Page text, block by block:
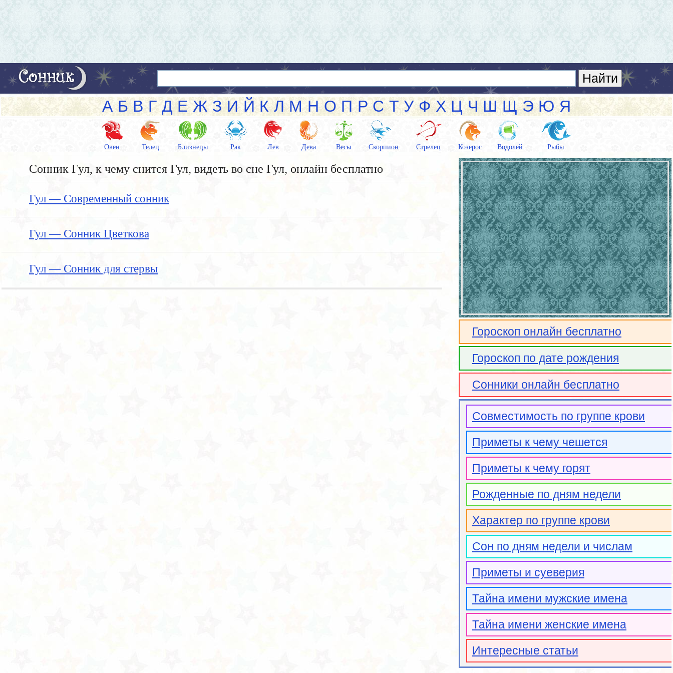
А Б В Г Д Е Ж З И Й К Л М Н О П Р С Т У Ф Х Ц Ч Ш Щ Э Ю Я
Овен Телец Близнецы Рак Лев Дева Весы Скорпион Стрелец Козерог Водолей Рыбы
Сонник Гул, к чему снится Гул, видеть во сне Гул, онлайн бесплатно
Гул — Современный сонник
Гул — Сонник Цветкова
Гул — Сонник для стервы
Гороскоп онлайн бесплатно
Гороскоп по дате рождения
Сонники онлайн бесплатно
Совместимость по группе крови
Приметы к чему чешется
Приметы к чему горят
Рожденные по дням недели
Характер по группе крови
Сон по дням недели и числам
Приметы и суеверия
Тайна имени мужские имена
Тайна имени женские имена
Интересные статьи